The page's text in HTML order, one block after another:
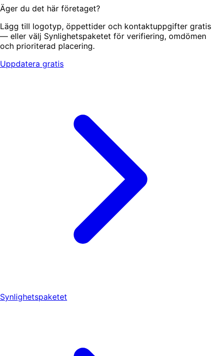
Äger du det här företaget?
Lägg till logotyp, öppettider och kontaktuppgifter gratis
— eller välj Synlighetspaketet för verifiering, omdömen
och prioriterad placering.
Uppdatera gratis
Synlighetspaketet